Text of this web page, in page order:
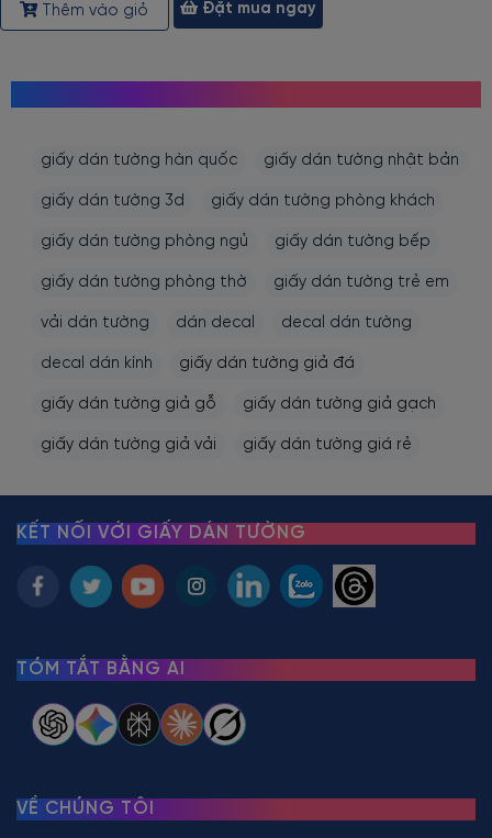
Thêm vào giỏ Đặt mua ngay
giấy dán tường hàn quốc giấy dán tường nhật bản
giấy dán tường 3d giấy dán tường phòng khách
giấy dán tường phòng ngủ giấy dán tường bếp
giấy dán tường phòng thờ giấy dán tường trẻ em
vải dán tường dán decal decal dán tường
decal dán kính giấy dán tường giả đá
giấy dán tường giả gỗ giấy dán tường giả gạch
giấy dán tường giả vải giấy dán tường giá rẻ
KẾT NỐI VỚI GIẤY DÁN TƯỜNG
TÓM TẮT BẰNG AI
VỀ CHÚNG TÔI